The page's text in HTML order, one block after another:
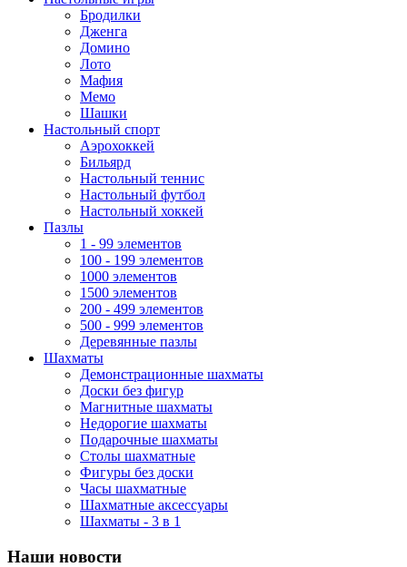
Бродилки
Дженга
Домино
Лото
Мафия
Мемо
Шашки
Настольный спорт
Аэрохоккей
Бильярд
Настольный теннис
Настольный футбол
Настольный хоккей
Пазлы
1 - 99 элементов
100 - 199 элементов
1000 элементов
1500 элементов
200 - 499 элементов
500 - 999 элементов
Деревянные пазлы
Шахматы
Демонстрационные шахматы
Доски без фигур
Магнитные шахматы
Недорогие шахматы
Подарочные шахматы
Столы шахматные
Фигуры без доски
Часы шахматные
Шахматные аксессуары
Шахматы - 3 в 1
Наши новости